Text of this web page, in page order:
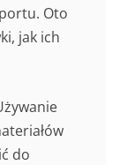
Oto
jak ich
do